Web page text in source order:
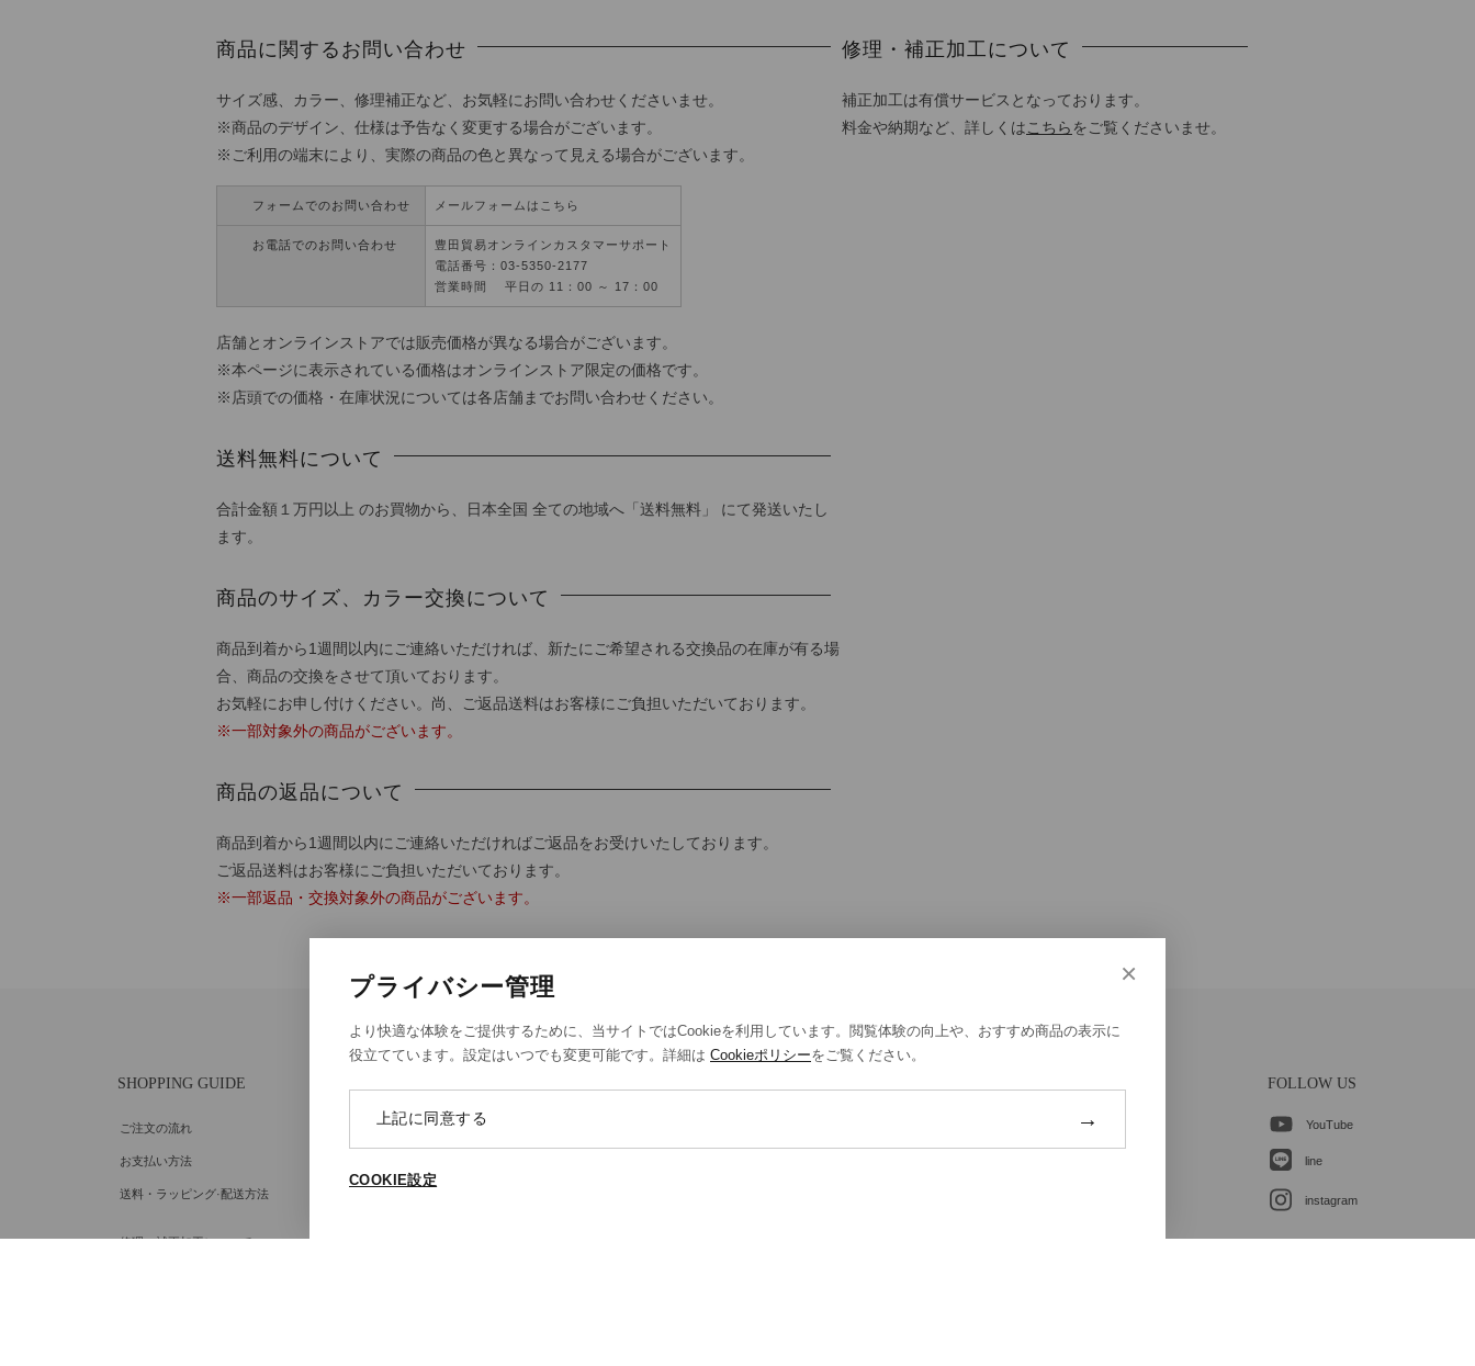
商品に関するお問い合わせ
サイズ感、カラー、修理補正など、お気軽にお問い合わせくださいませ。
※商品のデザイン、仕様は予告なく変更する場合がございます。
※ご利用の端末により、実際の商品の色と異なって見える場合がございます。
フォームでのお問い合わせ メールフォームはこちら
お電話でのお問い合わせ
豊田貿易オンラインカスタマーサポート
電話番号：03-5350-2177
営業時間 平日の 11：00 ～ 17：00
店舗とオンラインストアでは販売価格が異なる場合がございます。
※本ページに表示されている価格はオンラインストア限定の価格です。
※店頭での価格・在庫状況については各店舗までお問い合わせください。
送料無料について
合計金額１万円以上 のお買物から、日本全国 全ての地域へ「送料無料」 にて発送いたし
ます。
商品のサイズ、カラー交換について
商品到着から1週間以内にご連絡いただければ、新たにご希望される交換品の在庫が有る場
合、商品の交換をさせて頂いております。
お気軽にお申し付けください。尚、ご返品送料はお客様にご負担いただいております。
※一部対象外の商品がございます。
商品の返品について
商品到着から1週間以内にご連絡いただければご返品をお受けいたしております。
ご返品送料はお客様にご負担いただいております。
※一部返品・交換対象外の商品がございます。
修理・補正加工について
補正加工は有償サービスとなっております。
料金や納期など、詳しくはこちら をご覧くださいませ。
SHOPPING GUIDE
ご注文の流れ
お支払い方法
送料・ラッピング·配送方法
修理・補正加工について
個人情報保護方針 各種お問合せ
FOLLOW US
YouTube
line
instagram
×
プライバシー管理
より快適な体験をご提供するために、当サイトではCookieを利用しています。閲覧体験の向上や、おすすめ商品の表示に
役立てています。設定はいつでも変更可能です。詳細は Cookieポリシーをご覧ください。
上記に同意する →
COOKIE設定